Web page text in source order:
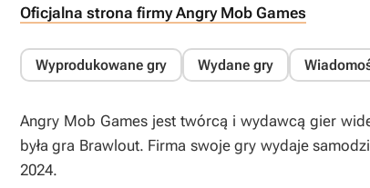
Oficjalna strona firmy Angry Mob Games
Wyprodukowane gry Wydane gry
Angry Mob Games jest twórcą i wydawcą gier
była gra Brawlout. Firma swoje gry wydaje
2024.